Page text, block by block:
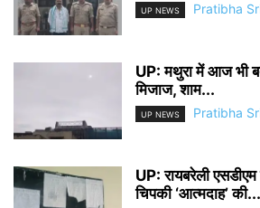
UP NEWS Pratibha
UP: मथुरा में आज भी
मिजाज, शाम...
UP NEWS Pratibha
UP: रायबरेली
चिपकी ‘आत्मदाह’ की...